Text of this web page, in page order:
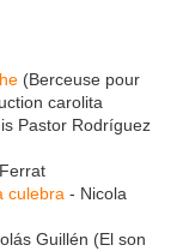
(Berceuse pour
carolita
Pastor Rodríguez
culebra - Nicola
Guillén (El son